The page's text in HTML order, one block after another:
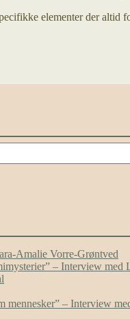
elementer der altid
Amalie Vorre-Grøntved
– Interview med
mennesker” – Interview